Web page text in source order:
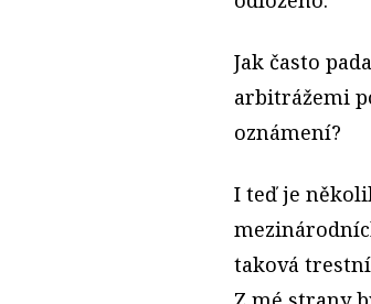
Jak často
arbitrážemi
oznámení?
I teď je
taková